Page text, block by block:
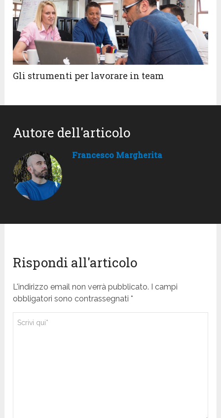
Gli strumenti per lavorare in team
Autore dell'articolo
Francesco Margherita
Rispondi all'articolo
L'indirizzo email non verrà pubblicato. I campi
obbligatori sono contrassegnati *